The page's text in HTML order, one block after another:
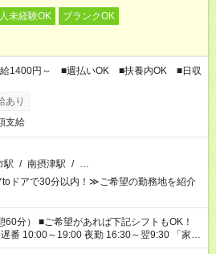
未経験OK
ブランクOK
給1400円～ ■週払いOK ■扶養内OK ■日収
あり
支給
駅 / 南摂津駅 / …
ドアで30分以内！≫ご希望の勤務地を紹介
記シフトもOK！
10:00～19:00 夜勤 16:30～翌9:30 「家族
」 「余裕を持って夕飯の準備がしたい」